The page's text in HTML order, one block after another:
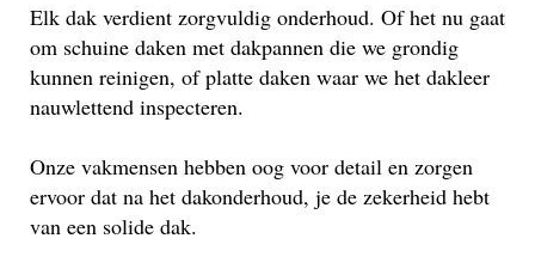
Elk dak verdient zorgvuldig onderhoud. Of het nu gaat
om schuine daken met dakpannen die we grondig
kunnen reinigen, of platte daken waar we het dakleer
nauwlettend inspecteren.
Onze vakmensen hebben oog voor detail en zorgen
ervoor dat na het dakonderhoud, je de zekerheid hebt
van een solide dak.